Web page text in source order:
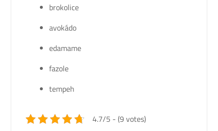
brokolice
avokádo
edamame
fazole
tempeh
4.7/5 - (9 votes)